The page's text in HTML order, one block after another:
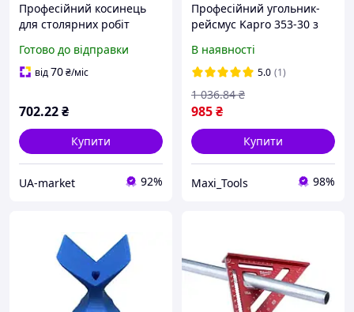
Професійний косинець
для столярних робіт
точність вимірювань 200
х 300 мм нержавіюча
Готово до відправки
від70₴/міс
702.22₴
Купити
UA-market 92%
Професійний угольник-
рейсмус Kapro 353-30 з
ідеальний кут 90° без
люфту та похибок
В наявності
5.0 (1)
985₴
1 036.84 ₴
Купити
Maxi_Tools 98%